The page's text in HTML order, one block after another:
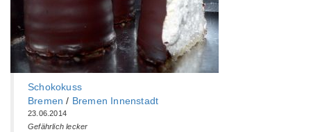
Schokokuss
Bremen / Bremen Innenstadt
23.06.2014
Gefährlich lecker